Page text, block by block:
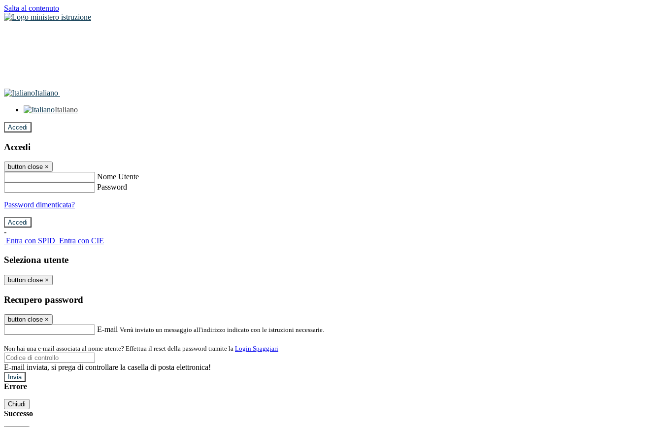
Salta al contenuto
Italiano
Italiano
Accedi
Accedi
button close ×
Nome Utente
Password
Password dimenticata?
-
Entra con SPID Entra con CIE
Seleziona utente
button close ×
Recupero password
button close ×
E-mail Verrà inviato un messaggio all'indirizzo indicato con le istruzioni necessarie.
Non hai una e-mail associata al nome utente? Effettua il reset della password tramite la Login Spaggiari
E-mail inviata, si prega di controllare la casella di posta elettronica!
Errore
Chiudi
Successo